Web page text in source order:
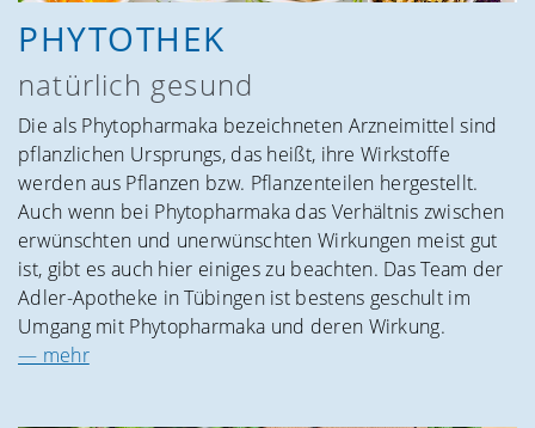
PHYTOTHEK
natürlich gesund
Die als Phytopharmaka bezeichneten Arzneimittel sind
pflanzlichen Ursprungs, das heißt, ihre Wirkstoffe
werden aus Pflanzen bzw. Pflanzenteilen hergestellt.
Auch wenn bei Phytopharmaka das Verhältnis zwischen
erwünschten und unerwünschten Wirkungen meist gut
ist, gibt es auch hier einiges zu beachten. Das Team der
Adler-Apotheke in Tübingen ist bestens geschult im
Umgang mit Phytopharmaka und deren Wirkung.
— mehr